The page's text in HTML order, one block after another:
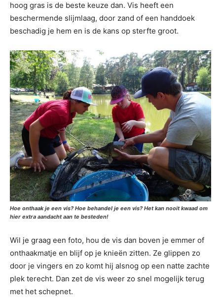
hoog gras is de beste keuze dan. Vis heeft een
beschermende slijmlaag, door zand of een handdoek
beschadig je hem en is de kans op sterfte groot.
Hoe onthaak je een vis? Hoe behandel je een vis? Het kan nooit kwaad om
hier extra aandacht aan te besteden!
Wil je graag een foto, hou de vis dan boven je emmer of
onthaakmatje en blijf op je knieën zitten. Ze glippen zo
door je vingers en zo komt hij alsnog op een natte zachte
plek terecht. Dan zet de vis weer zo snel mogelijk terug
met het schepnet.